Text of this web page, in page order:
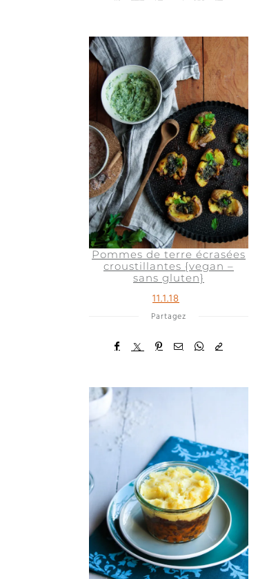
Pommes de terre écrasées
croustillantes {vegan –
sans gluten}
11.1.18
Partagez